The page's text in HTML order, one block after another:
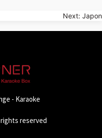
Next: Japon
- Karaoke
reserved